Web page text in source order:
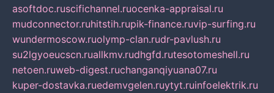
asoftdoc.ruscifichannel.ruocenka-appraisal.ru
mudconnector.ruhitstih.rupik-finance.ruvip-surfing.ru
wundermoscow.ruolymp-clan.rudr-pavlush.ru
su2lgyoeucscn.ruallkmv.rudhgfd.rutesotomeshell.ru
netoen.ruweb-digest.ruchanganqiyuana07.ru
kuper-dostavka.ruedemvgelen.ruytyt.ruinfoelektrik.ru